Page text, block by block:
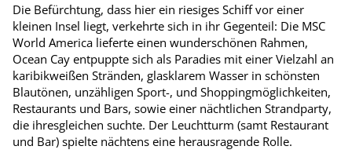
Die Befürchtung, dass hier ein riesiges Schiff vor einer
kleinen Insel liegt, verkehrte sich in ihr Gegenteil: Die MSC
World America lieferte einen wunderschönen Rahmen,
Ocean Cay entpuppte sich als Paradies mit einer Vielzahl an
kari­bikweißen Stränden, glasklarem Wasser in schönsten
Blautönen, unzähligen Sport-, und Shoppingmöglichkeiten,
Restaurants und Bars, sowie einer nächtlichen Strandparty,
die ihresgleichen suchte. Der Leuchtturm (samt Restaurant
und Bar) spielte nächtens eine herausragende Rolle.